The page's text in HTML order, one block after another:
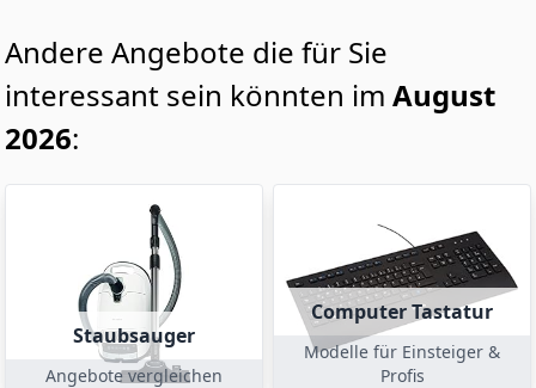
Andere Angebote die für Sie
interessant sein könnten im August
2026:
Staubsauger
Angebote vergleichen
Computer Tastatur
Modelle für Einsteiger &
Profis